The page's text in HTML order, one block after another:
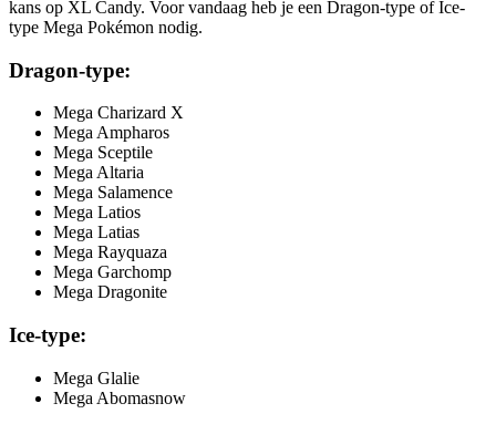
kans op XL Candy. Voor vandaag heb je een Dragon-type of Ice-
type Mega Pokémon nodig.
Dragon-type:
Mega Charizard X
Mega Ampharos
Mega Sceptile
Mega Altaria
Mega Salamence
Mega Latios
Mega Latias
Mega Rayquaza
Mega Garchomp
Mega Dragonite
Ice-type:
Mega Glalie
Mega Abomasnow